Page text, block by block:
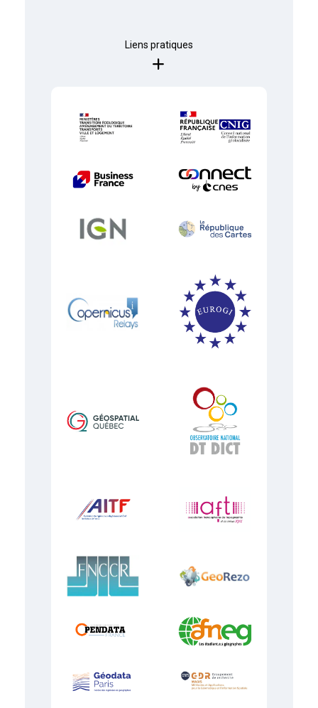
Liens pratiques